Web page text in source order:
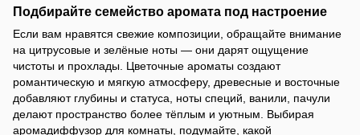
Подбирайте семейство аромата под настроение
Если вам нравятся свежие композиции, обращайте внимание
на цитрусовые и зелёные ноты — они дарят ощущение
чистоты и прохлады. Цветочные ароматы создают
романтическую и мягкую атмосферу, древесные и восточные
добавляют глубины и статуса, ноты специй, ванили, пачули
делают пространство более тёплым и уютным. Выбирая
аромадиффузор для комнаты, подумайте, какой